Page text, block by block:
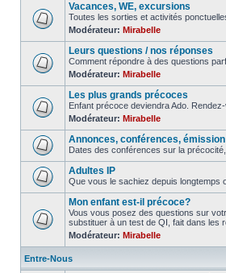
Vacances, WE, excursions
Toutes les sorties et activités
Modérateur: Mirabelle
Leurs questions / nos réponses
Comment répondre à des questions
Modérateur: Mirabelle
Les plus grands précoces
Enfant précoce deviendra Ado.
Modérateur: Mirabelle
Annonces, conférences,
Dates des conférences sur la
Adultes IP
Que vous le sachiez depuis longtemps
Mon enfant est-il précoce?
Vous vous posez des questions sur
substituer à un test de QI, fait dans les
Modérateur: Mirabelle
Entre-Nous